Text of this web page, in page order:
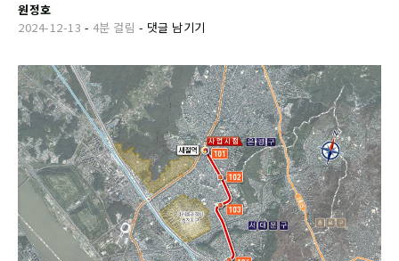
원정호
2024-12-13 - 4분 걸림 - 댓글 남기기